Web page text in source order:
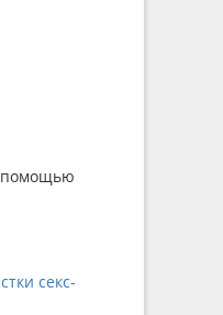
помощью
секс-